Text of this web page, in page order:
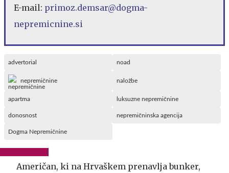
E-mail: primoz.demsar@dogma-
nepremicnine.si
advertorial noad
nepremičnine naložbe
apartma luksuzne nepremičnine
donosnost nepremičninska agencija
Dogma Nepremičnine
Američan, ki na Hrvaškem prenavlja bunker,